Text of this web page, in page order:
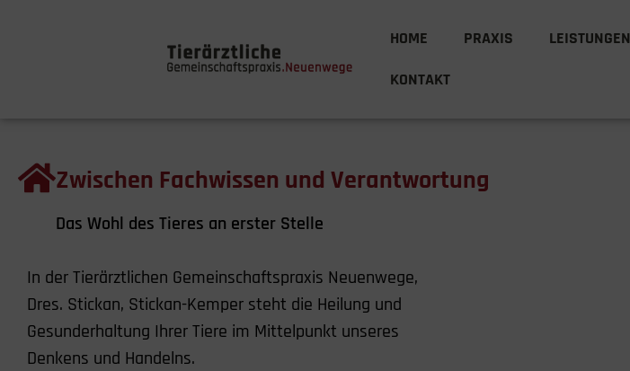
HOME PRAXIS LEISTUNGEN
KONTAKT
Zwischen Fachwissen und Verantwortung
Das Wohl des Tieres an erster Stelle
In der Tierärztlichen Gemeinschaftspraxis Neuenwege,
Dres. Stickan, Stickan-Kemper steht die Heilung und
Gesunderhaltung Ihrer Tiere im Mittelpunkt unseres
Denkens und Handelns.